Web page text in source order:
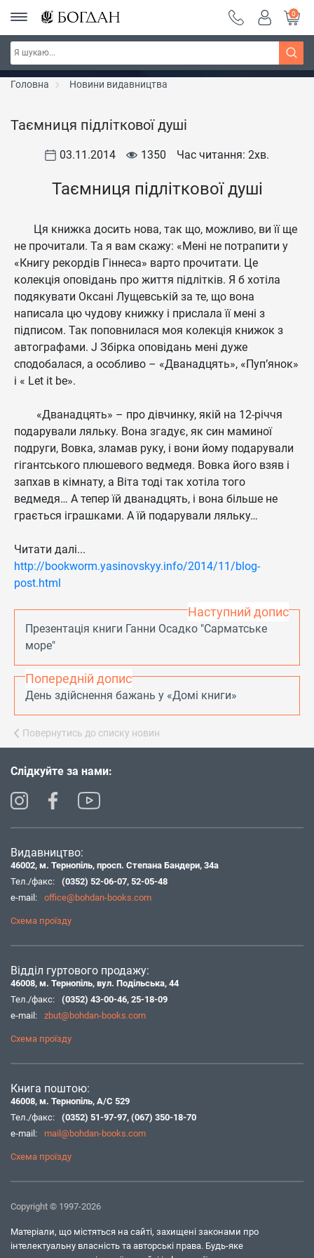
Серія "Чейзіана" ~ знижка 20%
0
Головна Новини видавництва
Таємниця підліткової душі
03.11.2014 1350 Час читання: 2хв.
Таємниця підліткової душі
Ця книжка досить нова, так що, можливо, ви її ще
не прочитали. Та я вам скажу: «Мені не потрапити у
«Книгу рекордів Гіннеса» варто прочитати. Це
колекція оповідань про життя підлітків. Я б хотіла
подякувати Оксані Лущевській за те, що вона
написала цю чудову книжку і прислала її мені з
підписом. Так поповнилася моя колекція книжок з
автографами. J Збірка оповідань мені дуже
сподобалася, а особливо – «Дванадцять», «Пуп’янок»
і « Let it be».
«Дванадцять» – про дівчинку, якій на 12-річчя
подарували ляльку. Вона згадує, як син маминої
подруги, Вовка, зламав руку, і вони йому подарували
гігантського плюшевого ведмедя. Вовка його взяв і
запхав в кімнату, а Віта тоді так хотіла того
ведмедя… А тепер їй дванадцять, і вона більше не
грається іграшками. А їй подарували ляльку…
Читати далі...
http://bookworm.yasinovskyy.info/2014/11/blog-
post.html
Наступний допис
Презентація книги Ганни Осадко "Сарматське
море"
Попередній допис
День здійснення бажань у «Домі книги»
Повернутись до списку новин
Слідкуйте за нами:
Видавництво:
46002, м. Тернопіль, просп. Степана Бандери, 34а
Тел./факс:
(0352) 52-06-07, 52-05-48
e-mail:
office@bohdan-books.com
Схема проїзду
Відділ гуртового продажу:
46008, м. Тернопіль, вул. Подільська, 44
Тел./факс:
(0352) 43-00-46, 25-18-09
e-mail:
zbut@bohdan-books.com
Схема проїзду
Книга поштою:
46008, м. Тернопіль, А/С 529
Тел./факс:
(0352) 51-97-97, (067) 350-18-70
e-mail:
mail@bohdan-books.com
Схема проїзду
Copyright © 1997-2026
Матеріали, що містяться на сайті, захищені законами про
інтелектуальну власність та авторські права. Будь-яке